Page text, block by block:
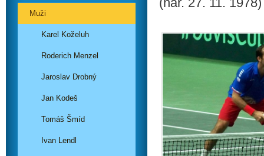
Muži
Karel Koželuh
Roderich Menzel
Jaroslav Drobný
Jan Kodeš
Tomáš Šmíd
Ivan Lendl